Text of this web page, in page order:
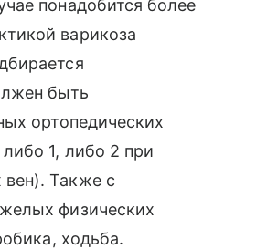
понадобится более
варикоза
быть
ортопедических
1, либо 2 при
Также с
физических
ходьба.